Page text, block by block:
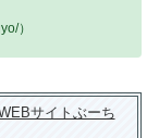
）
サイトぶーち